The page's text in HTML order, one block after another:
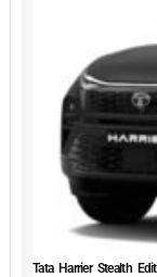
Tata Harrier Stealth